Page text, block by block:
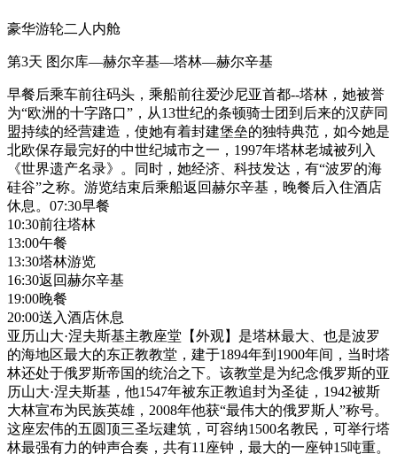
豪华游轮二人内舱
第3天 图尔库—赫尔辛基—塔林—赫尔辛基
早餐后乘车前往码头，乘船前往爱沙尼亚首都--塔林，她被誉
为“欧洲的十字路口”，从13世纪的条顿骑士团到后来的汉萨同
盟持续的经营建造，使她有着封建堡垒的独特典范，如今她是
北欧保存最完好的中世纪城市之一，1997年塔林老城被列入
《世界遗产名录》。同时，她经济、科技发达，有“波罗的海
硅谷”之称。游览结束后乘船返回赫尔辛基，晚餐后入住酒店
休息。07:30早餐
10:30前往塔林
13:00午餐
13:30塔林游览
16:30返回赫尔辛基
19:00晚餐
20:00送入酒店休息
亚历山大·涅夫斯基主教座堂【外观】是塔林最大、也是波罗
的海地区最大的东正教教堂，建于1894年到1900年间，当时塔
林还处于俄罗斯帝国的统治之下。该教堂是为纪念俄罗斯的亚
历山大·涅夫斯基，他1547年被东正教追封为圣徒，1942被斯
大林宣布为民族英雄，2008年他获“最伟大的俄罗斯人”称号。
这座宏伟的五圆顶三圣坛建筑，可容纳1500名教民，可举行塔
林最强有力的钟声合奏，共有11座钟，最大的一座钟15吨重。